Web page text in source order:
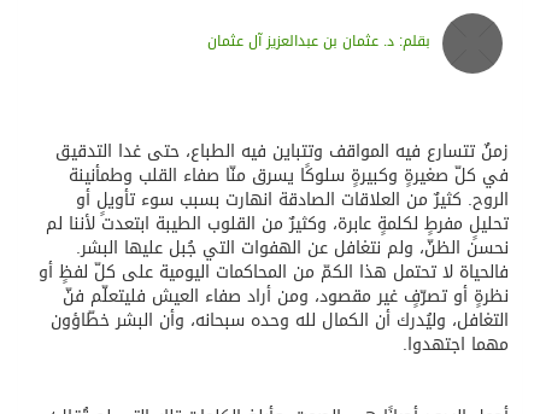
بقلم: د. عثمان بن عبدالعزيز آل عثمان
زمنٌ تتسارع فيه المواقف وتتباين فيه الطباع، حتى غدا التدقيق
في كلّ صغيرةٍ وكبيرةٍ سلوكًا يسرق منّا صفاء القلب وطمأنينة
الروح. كثيرٌ من العلاقات الصادقة انهارت بسبب سوء تأويلٍ أو
تحليلٍ مفرطٍ لكلمةٍ عابرة، وكثيرٌ من القلوب الطيبة ابتعدت لأننا لم
نحسن الظنّ، ولم نتغافل عن الهفوات التي جُبل عليها البشر.
فالحياة لا تحتمل هذا الكمّ من المحاكمات اليومية على كلّ لفظٍ أو
نظرةٍ أو تصرّفٍ غير مقصود، ومن أراد صفاء العيش فليتعلّم فنّ
التغافل، وليُدرك أن الكمال لله وحده سبحانه، وأن البشر خطّاؤون
مهما اجتهدوا.